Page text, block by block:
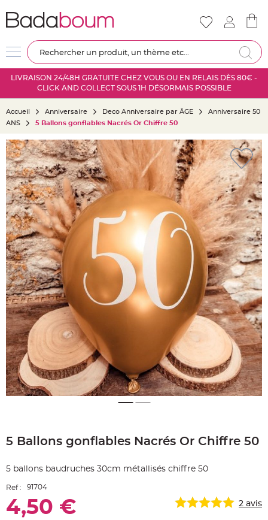
LIVRAISON 24/48H GRATUITE CHEZ VOUS OU EN RELAIS DÈS 80€ -
CLICK AND COLLECT SOUS 1H DÉSORMAIS POSSIBLE
D
c
t
i
n
s
a
l
l
e
m
a
r
i
a
g
e
A
r
t
i
c
l
e
L
u
m
i
n
e
u
x
o
n
r
i
g
H
Accueil Anniversaire Deco Anniversaire par ÂGE
Anniversaire 50
ANS
5 Ballons gonflables Nacrés Or Chiffre 50
5 Ballons gonflables Nacrés Or Chiffre 50
5 ballons baudruches 30cm métallisés chiffre 50
Ref : 91704
4,50 € 2 avis
Skip
to
the
end
of
the
images
gallery
the
the
gallery